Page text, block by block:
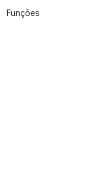
Funções